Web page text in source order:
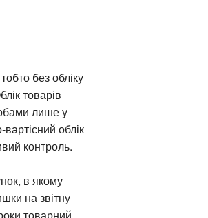
без обліку
товарів
лише у
облік
контроль.
в якому
на звітну
товарний